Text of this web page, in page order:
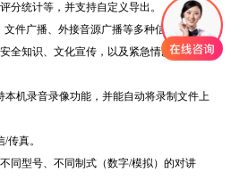
分统计等，并支持自定义导出。
件广播、外接音源广播等多种信号源广
全知识、文化宣传，以及紧急情况应急广
本机录音录像功能，并能自动将录制文件上
传真。
同型号、不同制式（数字/模拟）的对讲